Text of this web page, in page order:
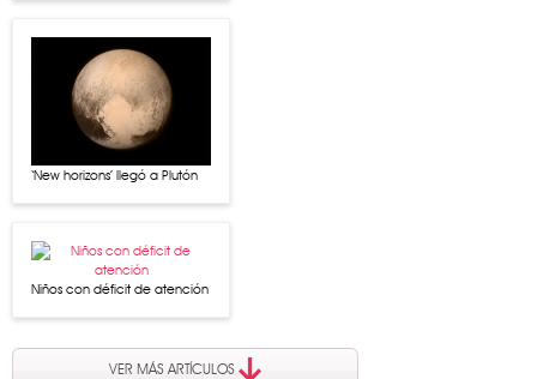
‘New horizons’ llegó a Plutón
Niños con déficit de atención
VER MÁS ARTÍCULOS